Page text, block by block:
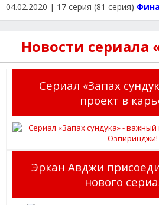
04.02.2020 | 17 серия (81 серия)
Новости
Сериал «Запах
проект в
Эркан Авджи
нового